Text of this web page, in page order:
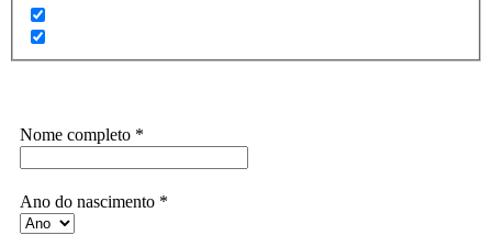
Nome completo *
Ano do nascimento *